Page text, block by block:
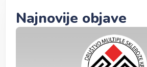
Najnovije objave